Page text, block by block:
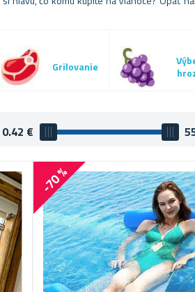
Grilovanie
0.42 €
-70 %